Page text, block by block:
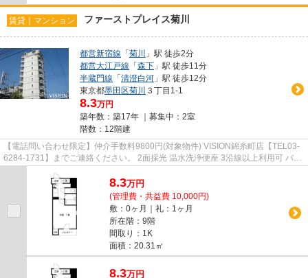
賃貸｜マンション ファーストプレイス菊川
都営新宿線 「菊川
」駅 徒歩2分
都営大江戸線 「森下 」駅 徒歩11分
半蔵門線 「清澄白河 」駅 徒歩12分
東京都墨田区菊川 ３丁目1-1
8.3万円
築年数：築17年 ｜募集中： 2室
階数：12階建
【電話問い合わせ限定】仲介手数料9800円(対象物件) VISION錦糸町店【TEL03-
6284-1731】までご連絡ください。 2面採光 温水洗浄便座 3沿線以上利用可 バス
トイレ別 浴室乾燥機
8.3万円
(管理費・共益費 10,000円)
敷：0ヶ月｜礼：1ヶ月
所在階：9階
間取り：1K
面積：20.31㎡
8.3万円